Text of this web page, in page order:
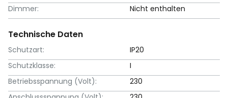
Dimmer:
Nicht enthalten
Technische Daten
Schutzart:
IP20
Schutzklasse:
I
Betriebsspannung (Volt):
230